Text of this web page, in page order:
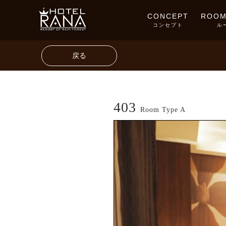
CONCEPT
コンセプト ル
戻る
403 Room Type A